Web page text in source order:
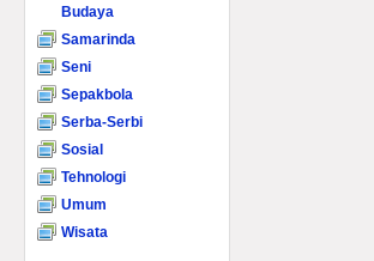
Budaya
Samarinda
Seni
Sepakbola
Serba-Serbi
Sosial
Tehnologi
Umum
Wisata